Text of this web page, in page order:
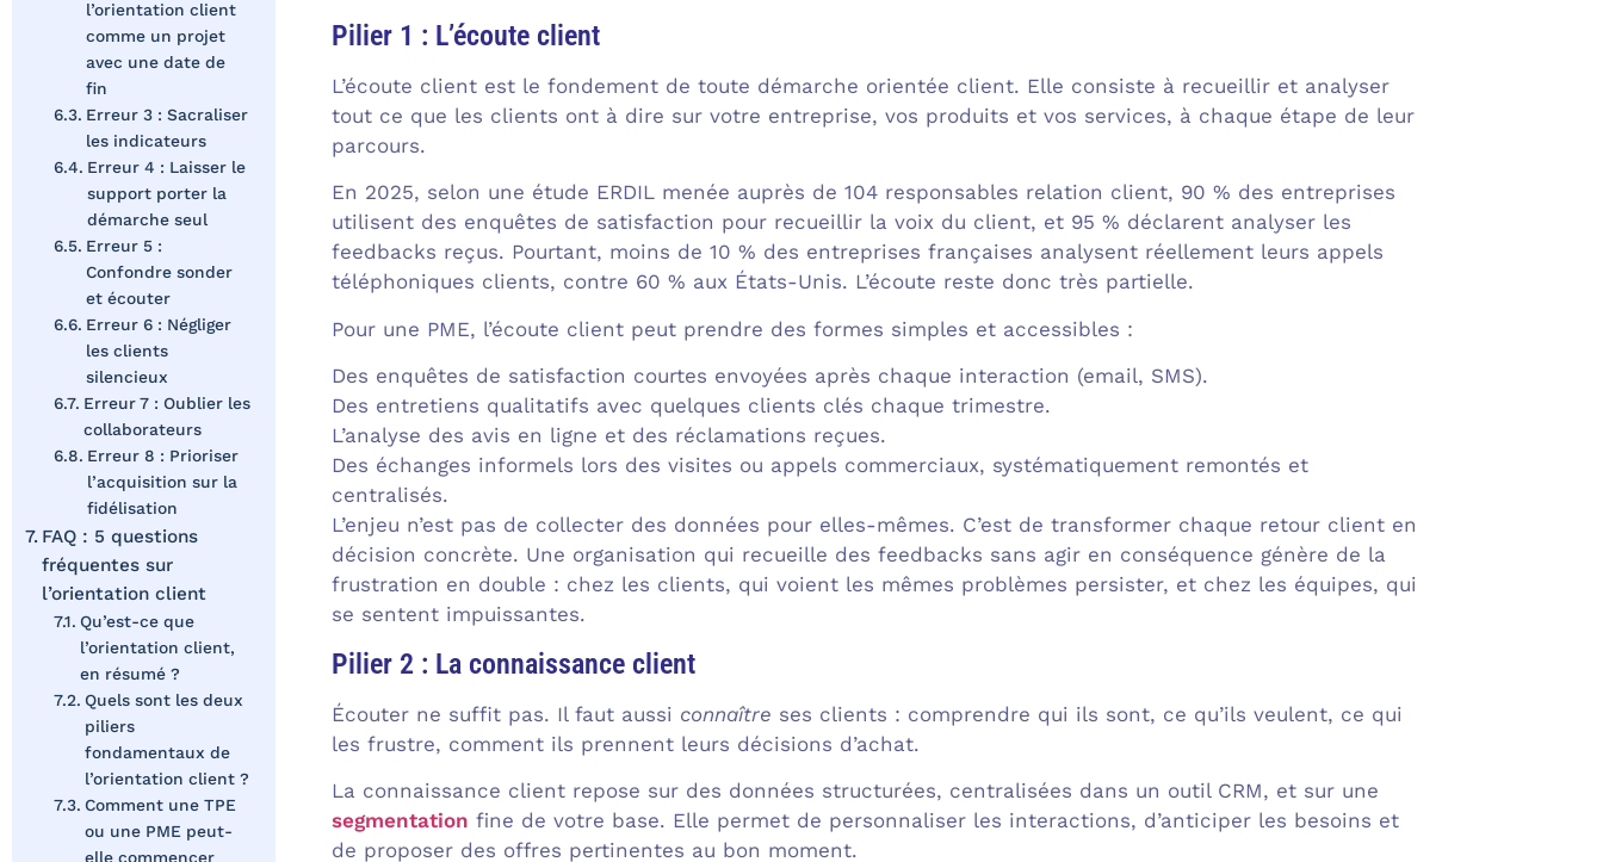
Pilier 1 : L’écoute client
L’écoute client est le fondement de toute démarche orientée client. Elle consiste à recueillir et analyser
tout ce que les clients ont à dire sur votre entreprise, vos produits et vos services, à chaque étape de leur
parcours.
En 2025, selon une étude ERDIL menée auprès de 104 responsables relation client, 90 % des entreprises
utilisent des enquêtes de satisfaction pour recueillir la voix du client, et 95 % déclarent analyser les
feedbacks reçus. Pourtant, moins de 10 % des entreprises françaises analysent réellement leurs appels
téléphoniques clients, contre 60 % aux États-Unis. L’écoute reste donc très partielle.
Pour une PME, l’écoute client peut prendre des formes simples et accessibles :
Des enquêtes de satisfaction courtes envoyées après chaque interaction (email, SMS).
Des entretiens qualitatifs avec quelques clients clés chaque trimestre.
L’analyse des avis en ligne et des réclamations reçues.
Des échanges informels lors des visites ou appels commerciaux, systématiquement remontés et
centralisés.
L’enjeu n’est pas de collecter des données pour elles-mêmes. C’est de transformer chaque retour client en
décision concrète. Une organisation qui recueille des feedbacks sans agir en conséquence génère de la
frustration en double : chez les clients, qui voient les mêmes problèmes persister, et chez les équipes, qui
se sentent impuissantes.
Pilier 2 : La connaissance client
Écouter ne suffit pas. Il faut aussi connaître ses clients : comprendre qui ils sont, ce qu’ils veulent, ce qui
les frustre, comment ils prennent leurs décisions d’achat.
La connaissance client repose sur des données structurées, centralisées dans un outil CRM, et sur une
segmentation fine de votre base. Elle permet de personnaliser les interactions, d’anticiper les besoins et
de proposer des offres pertinentes au bon moment.
l’orientation client
comme un projet
avec une date de
fin
Erreur 3 : Sacraliser
les indicateurs
Erreur 4 : Laisser le
support porter la
démarche seul
Erreur 5 :
Confondre sonder
et écouter
Erreur 6 : Négliger
les clients
silencieux
Erreur 7 : Oublier les
collaborateurs
Erreur 8 : Prioriser
l’acquisition sur la
fidélisation
FAQ : 5 questions
fréquentes sur
l’orientation client
Qu’est-ce que
l’orientation client,
en résumé ?
Quels sont les deux
piliers
fondamentaux de
l’orientation client ?
Comment une TPE
ou une PME peut-
elle commencer